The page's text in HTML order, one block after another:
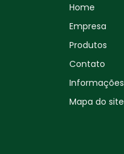
Home
Empresa
Produtos
Contato
Informações
Mapa do site